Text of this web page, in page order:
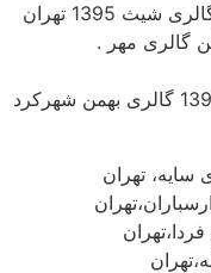
1395 تهران
گالری مهر .
تهران